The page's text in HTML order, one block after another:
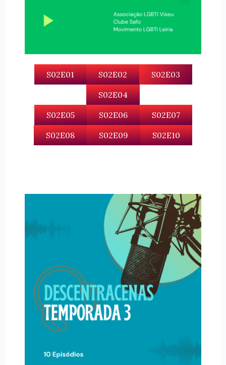
S02E01 S02E02
S02E03
S02E04
S02E05
S02E06
S02E07
S02E08
S02E09 S02E10